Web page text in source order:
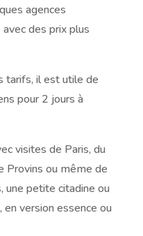
agences
des prix plus
tarifs, il est utile de
pour 2 jours à
visites de Paris, du
Provins ou même de
une petite citadine ou
version essence ou